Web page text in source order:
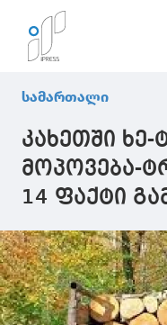
სამართალი
კახეთში ხე-
მოპოვება-
14 ფაქტი